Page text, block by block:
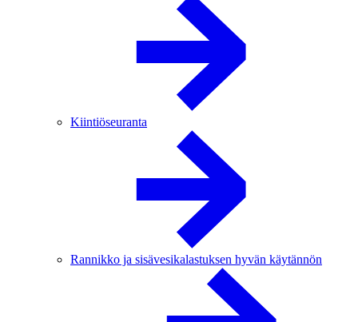
Kiintiöseuranta
Rannikko ja sisävesikalastuksen hyvän käytännön